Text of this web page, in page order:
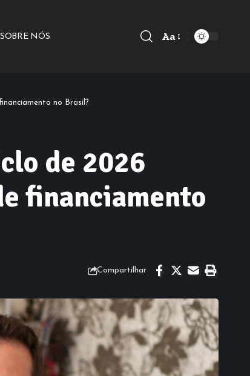
SOBRE NÓS
Font
Aa
no Brasil?
de 2026
financiamento
Compartilhar